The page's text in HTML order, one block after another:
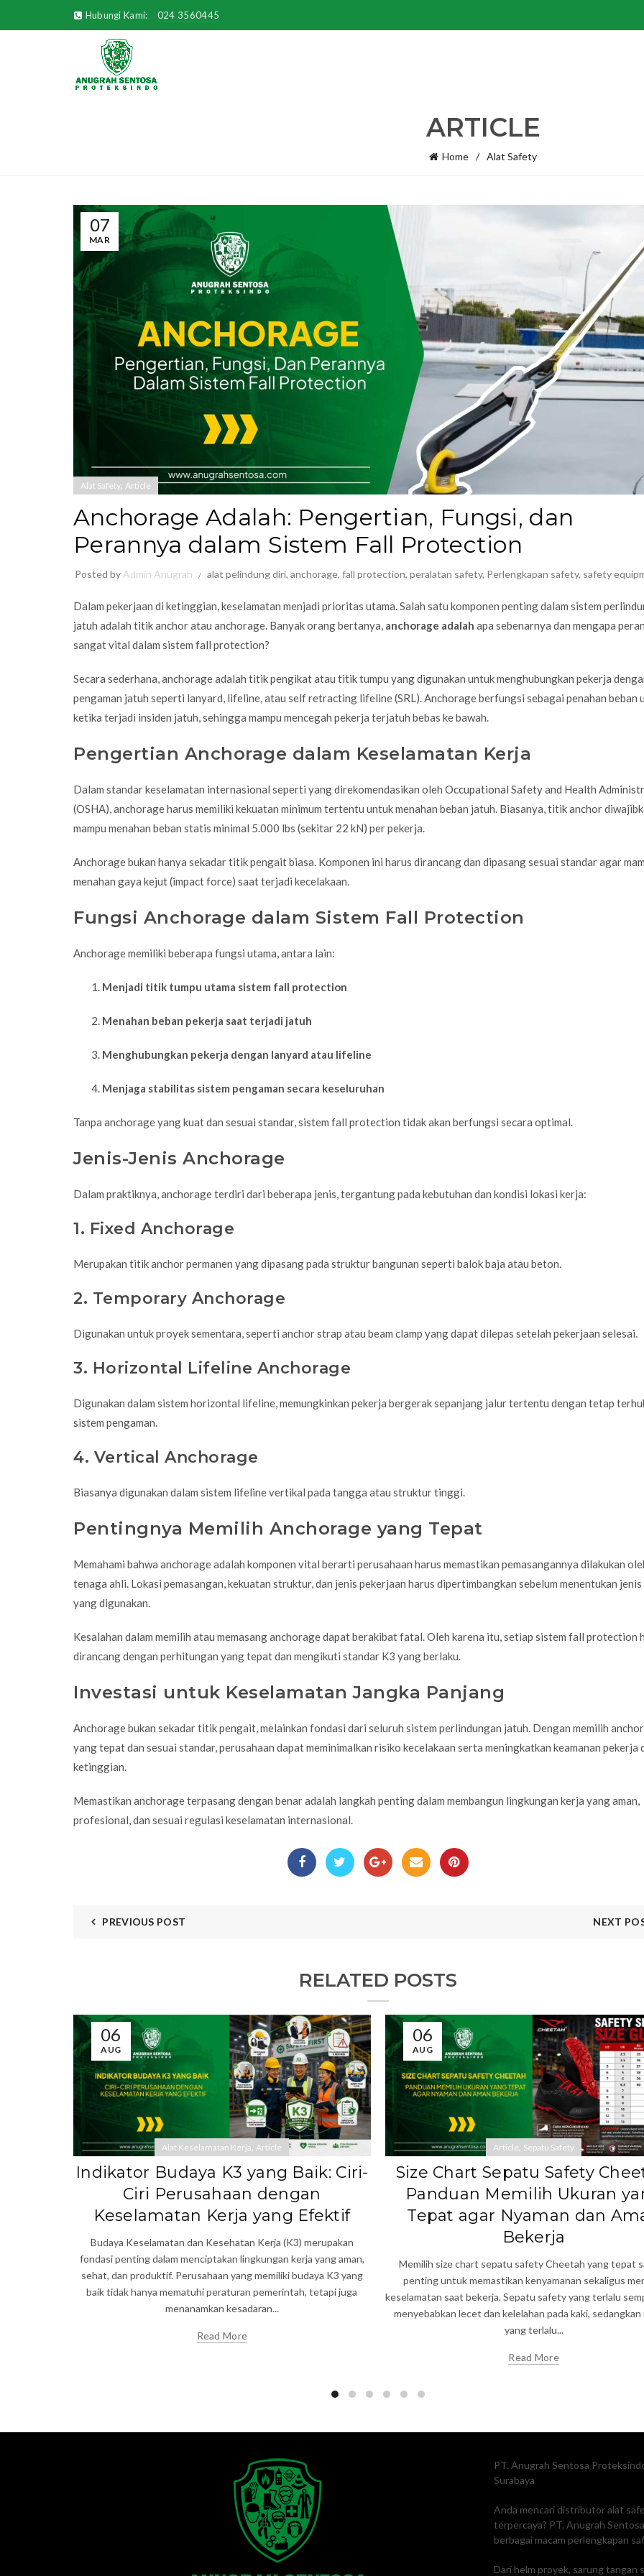
Hubungi Kami: 024 3560445
ARTICLE
Home Alat Safety
07
MAR
Alat Safety, Article
Anchorage Adalah: Pengertian, Fungsi, dan
Perannya dalam Sistem Fall Protection
Posted by Admin Anugrah alat pelindung diri, anchorage, fall protection, peralatan safety, Perlengkapan safety, safety
Dalam pekerjaan di ketinggian, keselamatan menjadi prioritas utama. Salah satu komponen penting dalam sistem
jatuh adalah titik anchor atau anchorage. Banyak orang bertanya, anchorage adalah apa sebenarnya dan mengapa
sangat vital dalam sistem fall protection?
Secara sederhana, anchorage adalah titik pengikat atau titik tumpu yang digunakan untuk menghubungkan pekerja
pengaman jatuh seperti lanyard, lifeline, atau self retracting lifeline (SRL). Anchorage berfungsi sebagai penahan beban
ketika terjadi insiden jatuh, sehingga mampu mencegah pekerja terjatuh bebas ke bawah.
Pengertian Anchorage dalam Keselamatan Kerja
Dalam standar keselamatan internasional seperti yang direkomendasikan oleh Occupational Safety and Health
(OSHA), anchorage harus memiliki kekuatan minimum tertentu untuk menahan beban jatuh. Biasanya, titik anchor
mampu menahan beban statis minimal 5.000 lbs (sekitar 22 kN) per pekerja.
Anchorage bukan hanya sekadar titik pengait biasa. Komponen ini harus dirancang dan dipasang sesuai standar agar
menahan gaya kejut (impact force) saat terjadi kecelakaan.
Fungsi Anchorage dalam Sistem Fall Protection
Anchorage memiliki beberapa fungsi utama, antara lain:
Menjadi titik tumpu utama sistem fall protection
Menahan beban pekerja saat terjadi jatuh
Menghubungkan pekerja dengan lanyard atau lifeline
Menjaga stabilitas sistem pengaman secara keseluruhan
Tanpa anchorage yang kuat dan sesuai standar, sistem fall protection tidak akan berfungsi secara optimal.
Jenis-Jenis Anchorage
Dalam praktiknya, anchorage terdiri dari beberapa jenis, tergantung pada kebutuhan dan kondisi lokasi kerja:
1. Fixed Anchorage
Merupakan titik anchor permanen yang dipasang pada struktur bangunan seperti balok baja atau beton.
2. Temporary Anchorage
Digunakan untuk proyek sementara, seperti anchor strap atau beam clamp yang dapat dilepas setelah pekerjaan selesai.
3. Horizontal Lifeline Anchorage
Digunakan dalam sistem horizontal lifeline, memungkinkan pekerja bergerak sepanjang jalur tertentu dengan tetap
sistem pengaman.
4. Vertical Anchorage
Biasanya digunakan dalam sistem lifeline vertikal pada tangga atau struktur tinggi.
Pentingnya Memilih Anchorage yang Tepat
Memahami bahwa anchorage adalah komponen vital berarti perusahaan harus memastikan pemasangannya dilakukan
tenaga ahli. Lokasi pemasangan, kekuatan struktur, dan jenis pekerjaan harus dipertimbangkan sebelum menentukan
yang digunakan.
Kesalahan dalam memilih atau memasang anchorage dapat berakibat fatal. Oleh karena itu, setiap sistem fall protection
dirancang dengan perhitungan yang tepat dan mengikuti standar K3 yang berlaku.
Investasi untuk Keselamatan Jangka Panjang
Anchorage bukan sekadar titik pengait, melainkan fondasi dari seluruh sistem perlindungan jatuh. Dengan memilih
yang tepat dan sesuai standar, perusahaan dapat meminimalkan risiko kecelakaan serta meningkatkan keamanan pekerja
ketinggian.
Memastikan anchorage terpasang dengan benar adalah langkah penting dalam membangun lingkungan kerja yang aman,
profesional, dan sesuai regulasi keselamatan internasional.
PREVIOUS POST NEXT
RELATED POSTS
06
AUG
Alat Keselamatan Kerja, Article
Indikator Budaya K3 yang Baik: Ciri-
Ciri Perusahaan dengan
Keselamatan Kerja yang Efektif
Budaya Keselamatan dan Kesehatan Kerja (K3) merupakan
fondasi penting dalam menciptakan lingkungan kerja yang aman,
sehat, dan produktif. Perusahaan yang memiliki budaya K3 yang
baik tidak hanya mematuhi peraturan pemerintah, tetapi juga
menanamkan kesadaran...
Read More
06
AUG
Article, Sepatu Safety
Size Chart Sepatu Safety
Panduan Memilih Ukuran
Tepat agar Nyaman dan
Bekerja
Memilih size chart sepatu safety Cheetah yang tepat
penting untuk memastikan kenyamanan sekaligus
keselamatan saat bekerja. Sepatu safety yang terlalu
menyebabkan lecet dan kelelahan pada kaki, sedangkan
yang terlalu...
Read More
PT. Anugrah Sentosa
Surabaya
Anda mencari distributor alat
terpercaya? PT. Anugrah
berbagai macam perlengkapan
Dari helm proyek, sarung